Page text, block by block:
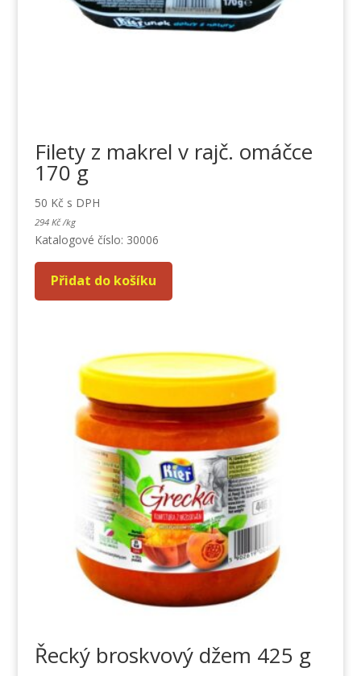
Filety z makrel v rajč. omáčce
170 g
50 Kč s DPH
294 Kč /kg
Katalogové číslo: 30006
Přidat do košíku
Řecký broskvový džem 425 g